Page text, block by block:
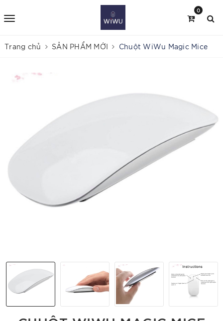
0
Trang chủ SẢN PHẨM MỚI Chuột WiWu Magic Mice